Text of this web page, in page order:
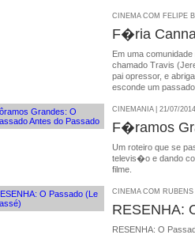
CINEMA COM FELIPE
F�ria
Em uma
chamado Travis
pai opressor, e
esconde um
CINEMANIA | 21/07/2014
F�ramos
Um roteiro que se
televis�o e dando
filme.
CINEMA COM
RESENHA:
RESENHA: O